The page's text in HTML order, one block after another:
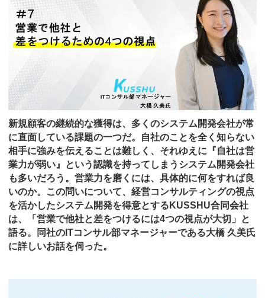
新規顧客の継続的な獲得は、多くのシステム開発会社が常
に直面している課題の一つだ。自社のことを全く知らない
相手に強みを伝えることは難しく、それゆえに『自社は営
業力が弱い』という認識を持ってしまうシステム開発会社
も多いだろう。営業力を磨くには、具体的に何をすれば良
いのか。この問いについて、経営コンサルティングの視点
を活かしたシステム開発を得意とするKUSSHU合同会社
は、「営業で他社と差をつけるには4つの視点が大切」と
語る。同社のITコンサル部マネージャーである大橋 久美氏
に詳しいお話を伺った。